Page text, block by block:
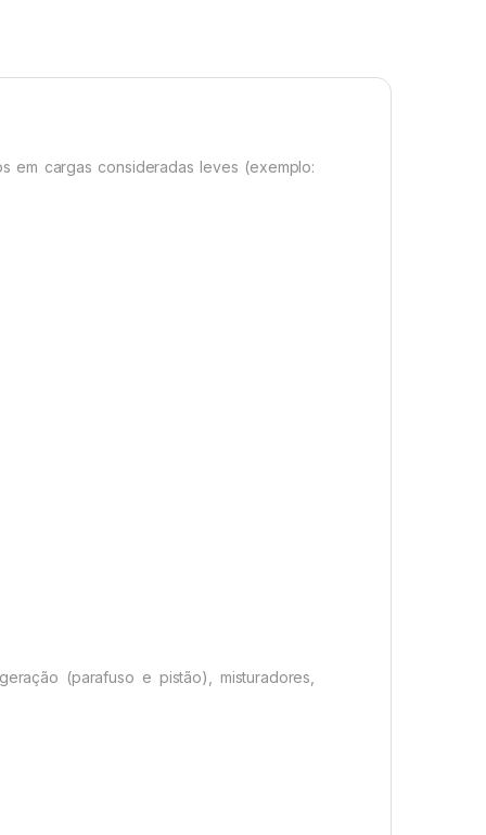
em cargas consideradas leves (exemplo:
(parafuso e pistão), misturadores,